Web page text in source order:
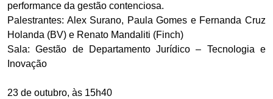
performance da gestão contenciosa.
Palestrantes: Alex Surano, Paula Gomes e Fernanda Cruz
Holanda (BV) e Renato Mandaliti (Finch)
Sala: Gestão de Departamento Jurídico – Tecnologia e
Inovação
23 de outubro, às 15h40